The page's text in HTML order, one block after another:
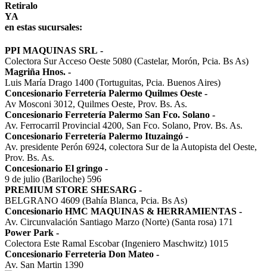
Retiralo
YA
en estas sucursales:
PPI MAQUINAS SRL -
Colectora Sur Acceso Oeste 5080 (Castelar, Morón, Pcia. Bs As)
Magriña Hnos. -
Luis María Drago 1400 (Tortuguitas, Pcia. Buenos Aires)
Concesionario Ferretería Palermo Quilmes Oeste -
Av Mosconi 3012, Quilmes Oeste, Prov. Bs. As.
Concesionario Ferretería Palermo San Fco. Solano -
Av. Ferrocarril Provincial 4200, San Fco. Solano, Prov. Bs. As.
Concesionario Ferretería Palermo Ituzaingó -
Av. presidente Perón 6924, colectora Sur de la Autopista del Oeste,
Prov. Bs. As.
Concesionario El gringo -
9 de julio (Bariloche) 596
PREMIUM STORE SHESARG -
BELGRANO 4609 (Bahía Blanca, Pcia. Bs As)
Concesionario HMC MAQUINAS & HERRAMIENTAS -
Av. Circunvalación Santiago Marzo (Norte) (Santa rosa) 171
Power Park -
Colectora Este Ramal Escobar (Ingeniero Maschwitz) 1015
Concesionario Ferreteria Don Mateo -
Av. San Martin 1390